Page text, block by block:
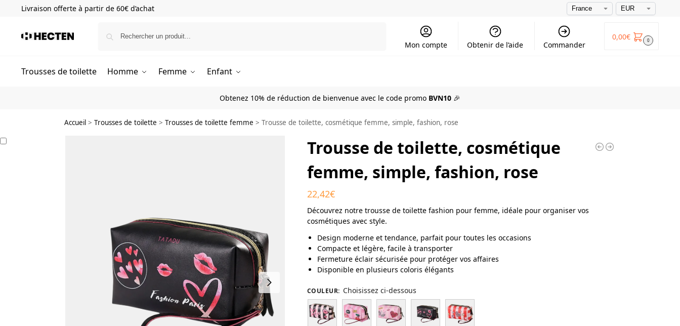
Livraison offerte à partir de 60€ d’achat
Mon compte Obtenir de l’aide Commander
0,00€ 0
Trousses de toilette Homme Femme Enfant
Obtenez 10% de réduction de bienvenue avec le code promo BVN10 🎉
Accueil >Trousses de toilette >Trousses de toilette femme >Trousse de toilette, cosmétique femme, simple, fashion, rose
Trousse de toilette, cosmétique
femme, simple, fashion, rose
22,42€
Découvrez notre trousse de toilette fashion pour femme, idéale pour organiser vos
cosmétiques avec style.
Design moderne et tendance, parfait pour toutes les occasions
Compacte et légère, facile à transporter
Fermeture éclair sécurisée pour protéger vos affaires
Disponible en plusieurs coloris élégants
COULEUR: Choisissez ci-dessous